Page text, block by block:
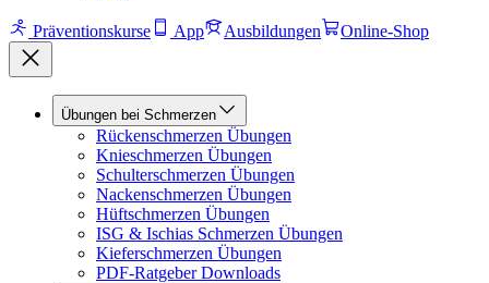
Präventionskurse App Ausbildungen Online-Shop
Übungen bei Schmerzen
Rückenschmerzen Übungen
Knieschmerzen Übungen
Schulterschmerzen Übungen
Nackenschmerzen Übungen
Hüftschmerzen Übungen
ISG & Ischias Schmerzen Übungen
Kieferschmerzen Übungen
PDF-Ratgeber Downloads